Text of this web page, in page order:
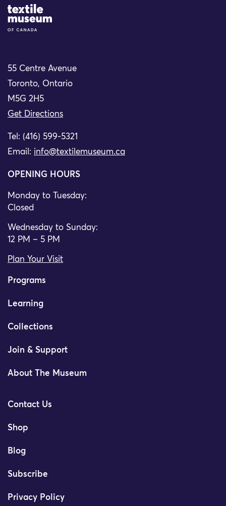
Site Logo
55 Centre Avenue
Toronto, Ontario
M5G 2H5
Get Directions
Tel: (416) 599-5321
Email: info@textilemuseum.ca
OPENING HOURS
Monday to Tuesday:
Closed
Wednesday to Sunday:
12 PM – 5 PM
Plan Your Visit
Programs
Learning
Collections
Join & Support
About The Museum
Contact Us
Shop
Blog
Subscribe
Privacy Policy